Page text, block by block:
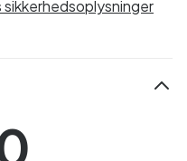
sikkerhedsoplysninger